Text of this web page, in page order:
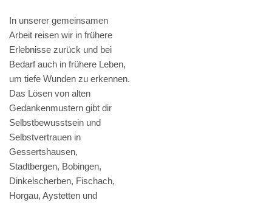
In unserer gemeinsamen
Arbeit reisen wir in frühere
Erlebnisse zurück und bei
Bedarf auch in frühere Leben,
um tiefe Wunden zu erkennen.
Das Lösen von alten
Gedankenmustern gibt dir
Selbstbewusstsein und
Selbstvertrauen in
Gessertshausen,
Stadtbergen, Bobingen,
Dinkelscherben, Fischach,
Horgau, Aystetten und